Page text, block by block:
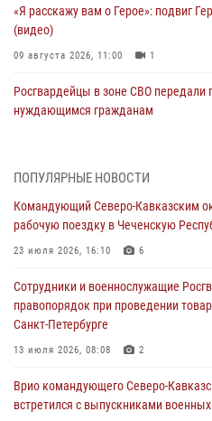
«Я расскажу вам о Герое»: подвиг
(видео)
09 августа 2026, 11:00 1
Росгвардейцы в зоне СВО передали
нуждающимся гражданам
В Чеченской Республике пожарные
09 августа 2026, 08:00
В Центральных регионах России
09 августа 2026, 08:00
Лучшие футбольные команды
определили на Кубани
В Кузбассе росгвардейцы помогли
ПОПУЛЯРНЫЕ НОВОСТИ
Командующий Северо-Кавказским
рабочую поездку в Чеченскую
23 июля 2026, 16:10 6
Сотрудники и военнослужащие
правопорядок при проведении
Санкт-Петербурге
13 июля 2026, 08:08 2
Врио командующего Северо-
встретился с выпускниками